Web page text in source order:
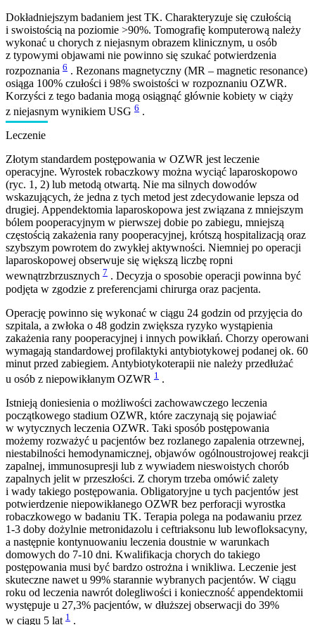
Dokładniejszym badaniem jest TK. Charakteryzuje się czułością
i swoistością na poziomie >90%. Tomografię komputerową należy
wykonać u chorych z niejasnym obrazem klinicznym, u osób
z typowymi objawami nie powinno się szukać potwierdzenia
rozpoznania 6 . Rezonans magnetyczny (MR – magnetic resonance)
osiąga 100% czułości i 98% swoistości w rozpoznaniu OZWR.
Korzyści z tego badania mogą osiągnąć głównie kobiety w ciąży
z niejasnym wynikiem USG 6 .
Leczenie
Złotym standardem postępowania w OZWR jest leczenie
operacyjne. Wyrostek robaczkowy można wyciąć laparoskopowo
(ryc. 1, 2) lub metodą otwartą. Nie ma silnych dowodów
wskazujących, że jedna z tych metod jest zdecydowanie lepsza od
drugiej. Appendektomia laparoskopowa jest związana z mniejszym
bólem pooperacyjnym w pierwszej dobie po zabiegu, mniejszą
częstością zakażenia rany pooperacyjnej, krótszą hospitalizacją oraz
szybszym powrotem do zwykłej aktywności. Niemniej po operacji
laparoskopowej obserwuje się większą liczbę ropni
wewnątrzbrzusznych 7 . Decyzja o sposobie operacji powinna być
podjęta w zgodzie z preferencjami chirurga oraz pacjenta.
Operację powinno się wykonać w ciągu 24 godzin od przy­jęcia do
szpitala, a zwłoka o 48 godzin zwiększa ryzyko wystąpienia
zakażenia rany pooperacyjnej i innych powikłań. Chorzy operowani
wymagają standardowej profilaktyki antybiotykowej podanej ok. 60
minut przed zabiegiem. Antybiotykoterapii nie należy przedłużać
u osób z niepowikłanym OZWR 1 .
Istnieją doniesienia o możliwości zachowawczego leczenia
początkowego stadium OZWR, które zaczynają się pojawiać
w wytycznych leczenia OZWR. Taki sposób postępowania
możemy rozważyć u pacjentów bez rozlanego zapalenia otrzewnej,
niestabilności hemodynamicznej, objawów ogólnoustrojowej reakcji
zapalnej, immunosupresji lub z wywiadem nieswoistych chorób
zapalnych jelit w przeszłości. Z chorym trzeba omówić zalety
i wady takiego postępowania. Obligatoryjne u tych pacjentów jest
potwierdzenie niepowikłanego OZWR bez perforacji wyrostka
robaczkowego w badaniu TK. Terapia polega na podawaniu przez
1-3 doby dożylnie metronidazolu i ceftriaksonu lub lewofloksacyny,
a następnie kontynuowaniu leczenia doustnie w warunkach
domowych do 7-10 dni. Kwalifikacja chorych do takiego
postępowania musi być bardzo ostrożna i wnikliwa. Leczenie jest
skuteczne nawet u 99% starannie wybranych pacjentów. W ciągu
roku od leczenia nawrót dolegliwości i konieczność appendektomii
występuje u 27,3% pacjentów, w dłuższej obserwacji do 39%
w ciągu 5 lat 1 .